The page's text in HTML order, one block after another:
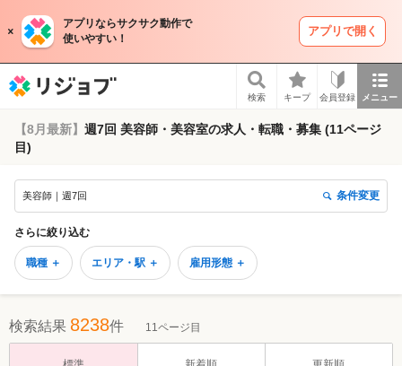
アプリならサクサク動作で
使いやすい！
アプリで開く
検索 キープ 会員登録 メニュー
【8月最新】 週7回 美容師・美容室の求人・転職・募集 (11ページ
目)
美容師｜週7回 条件変更
さらに絞り込む
職種 ＋ エリア・駅 ＋ 雇用形態 ＋
検索結果 8238件 11ページ目